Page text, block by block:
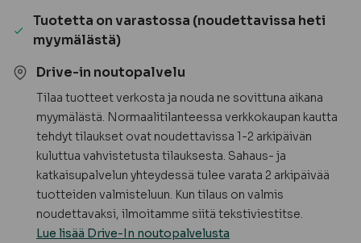
Tuotetta on varastossa (noudettavissa heti
myymälästä)
Drive-in noutopalvelu
Tilaa tuotteet verkosta ja nouda ne sovittuna aikana
myymälästä. Normaalitilanteessa verkkokaupan kautta
tehdyt tilaukset ovat noudettavissa 1-2 arkipäivän
kuluttua vahvistetusta tilauksesta. Sahaus- ja
katkaisupalvelun yhteydessä tulee varata 2 arkipäivää
tuotteiden valmisteluun. Kun tilaus on valmis
noudettavaksi, ilmoitamme siitä tekstiviestitse.
Lue lisää Drive-In noutopalvelusta